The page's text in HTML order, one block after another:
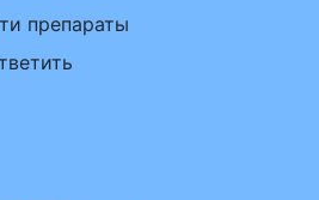
препараты